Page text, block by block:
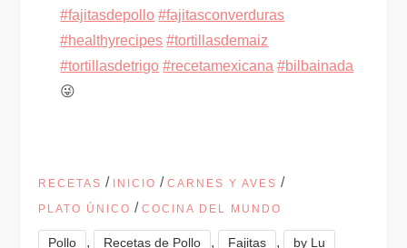
#fajitasdepollo #fajitasconverduras
#healthyrecipes #tortillasdemaiz
#tortillasdetrigo #recetamexicana #bilbainada
😜
RECETAS / INICIO /CARNES Y AVES /
PLATO ÚNICO /COCINA DEL MUNDO
Pollo , Recetas de Pollo , Fajitas , by Lu